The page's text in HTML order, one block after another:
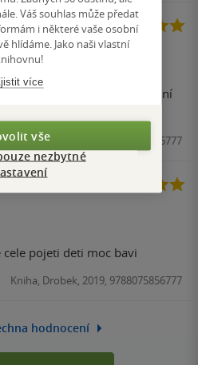
děti zaujala a moc rádi se k ní
Kniha, Drobek, 2019, 9788075856777
pojeti deti moc bavi
Kniha, Drobek, 2019, 9788075856777
hodnocení
Váš souhlas může předat
i některé vaše osobní
hlídáme. Jako naši vlastní
více
vše
nezbytné